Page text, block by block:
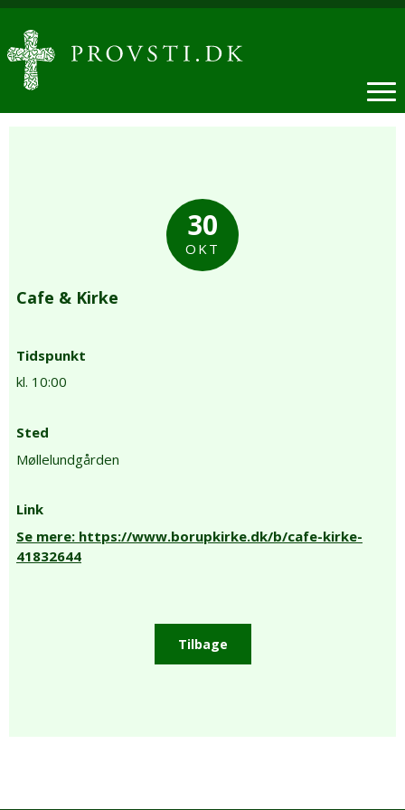
30
OKT
Cafe & Kirke
Tidspunkt
kl. 10:00
Sted
Møllelundgården
Link
Se mere: https://www.borupkirke.dk/b/cafe-kirke-
41832644
Tilbage